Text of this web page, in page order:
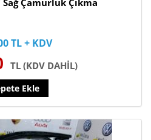
Çamurluk Çıkma
TL + KDV
TL (KDV DAHİL)
Ekle